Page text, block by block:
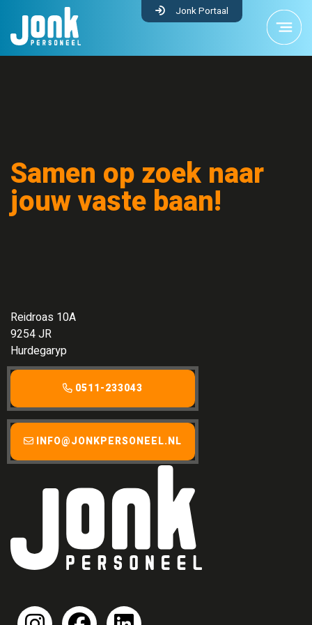
Jonk Portaal
Samen op zoek naar
jouw vaste baan!
Reidroas 10A
9254 JR
Hurdegaryp
0511-233043
INFO@JONKPERSONEEL.NL